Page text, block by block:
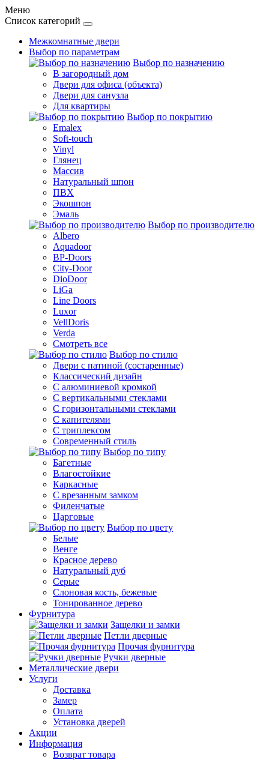
Меню
Список категорий
Межкомнатные двери
Выбор по параметрам
Выбор по назначению
В загородный дом
Двери для офиса (объекта)
Двери для санузла
Для квартиры
Выбор по покрытию
Emalex
Soft-touch
Vinyl
Глянец
Массив
Натуральный шпон
ПВХ
Экошпон
Эмаль
Выбор по производителю
Albero
Aquadoor
BP-Doors
City-Door
DioDoor
LiGa
Line Doors
Luxor
VellDoris
Verda
Смотреть все
Выбор по стилю
Двери с патиной (состаренные)
Классический дизайн
С алюминиевой кромкой
С вертикальными стеклами
С горизонтальными стеклами
С капителями
С триплексом
Современный стиль
Выбор по типу
Багетные
Влагостойкие
Каркасные
С врезанным замком
Филенчатые
Царговые
Выбор по цвету
Белые
Венге
Красное дерево
Натуральный дуб
Серые
Слоновая кость, бежевые
Тонированное дерево
Фурнитура
Защелки и замки
Петли дверные
Прочая фурнитура
Ручки дверные
Металлические двери
Услуги
Доставка
Замер
Оплата
Установка дверей
Акции
Информация
Возврат товара